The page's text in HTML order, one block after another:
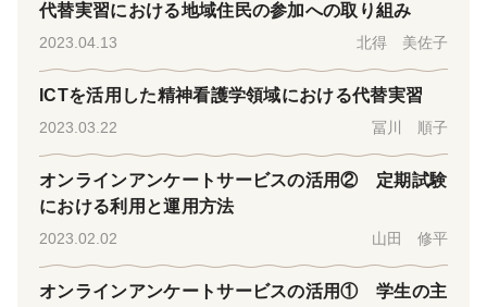
代替実習における地域住民の参加への取り組み
2023.04.13 北得 美佐子
ICTを活用した精神看護学領域における代替実習
2023.03.22 冨川 順子
オンラインアンケートサービスの活用② 定期試験
における利用と運用方法
2023.02.02 山田 修平
オンラインアンケートサービスの活用① 学生の主